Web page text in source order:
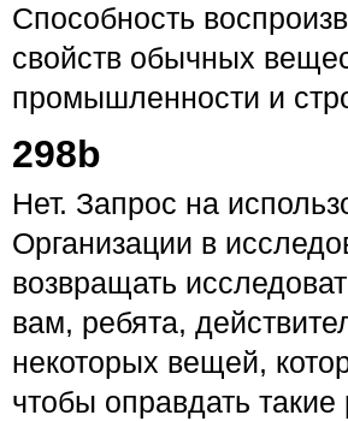
Способность
свойств обычных
промышленности и
298b
Нет. Запрос на
Организации в
возвращать
вам, ребята,
некоторых вещей,
чтобы оправдать